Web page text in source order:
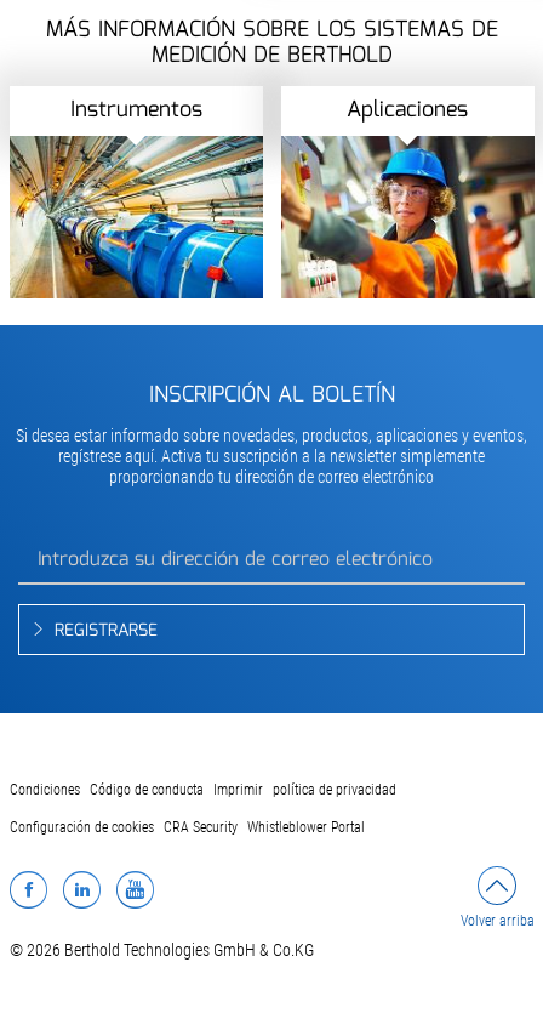
MÁS INFORMACIÓN SOBRE LOS SISTEMAS DE
MEDICIÓN DE BERTHOLD
Instrumentos
Aplicaciones
INSCRIPCIÓN AL BOLETÍN
Si desea estar informado sobre novedades, productos, aplicaciones y eventos,
regístrese aquí. Activa tu suscripción a la newsletter simplemente
proporcionando tu dirección de correo electrónico
REGISTRARSE
Condiciones Código de conducta Imprimir política de privacidad
Configuración de cookies CRA Security Whistleblower Portal
Facebook
LinkedInYouTube
Volver arriba
© 2026 Berthold Technologies GmbH & Co.KG